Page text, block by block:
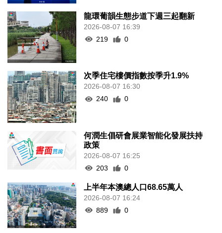
龍環葡韻生態步道下週三起翻新
2026-08-07 16:39
219
0
次季住宅樓價指數按季升1.9%
2026-08-07 16:30
240
0
何潤生倡研會展業智能化發展扶持
政策
2026-08-07 16:25
203
0
上半年本澳總人口68.65萬人
2026-08-07 16:24
889
0